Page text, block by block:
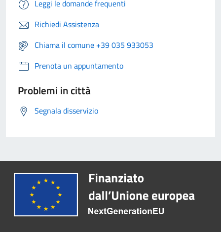
Leggi le domande frequenti
Richiedi Assistenza
Chiama il comune +39 035 933053
Prenota un appuntamento
Problemi in città
Segnala disservizio